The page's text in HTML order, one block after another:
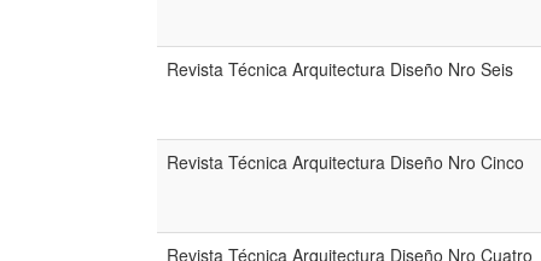
Revista Técnica Arquitectura Diseño Nro Seis
Revista Técnica Arquitectura Diseño Nro Cinco
Revista Técnica Arquitectura Diseño Nro Cuatro